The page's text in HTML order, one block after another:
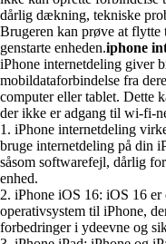
dårlig dækning, tekniske
Brugeren kan prøve at
genstarte enheden.iphone
iPhone internetdeling giver
mobildataforbindelse fra
computer eller tablet. Dette
der ikke er adgang til wi-fi-
1. iPhone internetdeling
bruge internetdeling på din
såsom softwarefejl, dårlig
enhed.
2. iPhone iOS 16: iOS 16
operativsystem til iPhone,
forbedringer i ydeevne og